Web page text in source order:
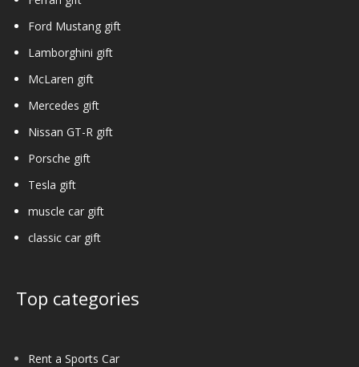
Ford Mustang gift
Lamborghini gift
McLaren gift
Mercedes gift
Nissan GT-R gift
Porsche gift
Tesla gift
muscle car gift
classic car gift
Top categories
Rent a Sports Car